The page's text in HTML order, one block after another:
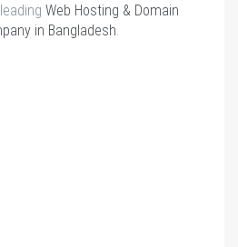
Web Hosting & Domain
in Bangladesh